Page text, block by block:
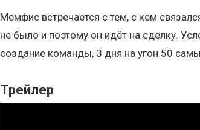
Мемфис встречается с тем, с кем
не было и поэтому он идёт на сделку.
создание команды, 3 дня на угон 50
Трейлер